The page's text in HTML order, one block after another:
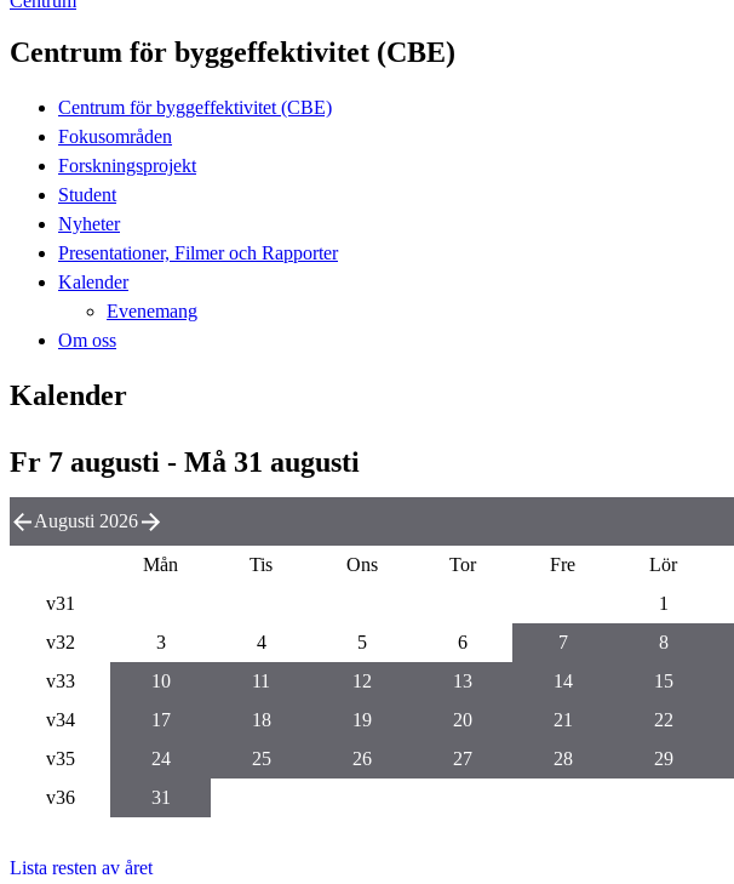
Centrum för byggeffektivitet (CBE)
Centrum för byggeffektivitet (CBE)
Fokusområden
Forskningsprojekt
Student
Nyheter
Presentationer, Filmer och Rapporter
Kalender
Evenemang
Om oss
Kalender
Fr 7 augusti - Må 31 augusti
Augusti 2026
Mån Tis Ons Tor Fre Lör
v31
1
v32
3 4 5 6 7 8
v33
10 11 12 13 14 15
v34
17 18 19 20 21 22
v35
24 25 26 27 28 29
v36
31
Lista resten av året